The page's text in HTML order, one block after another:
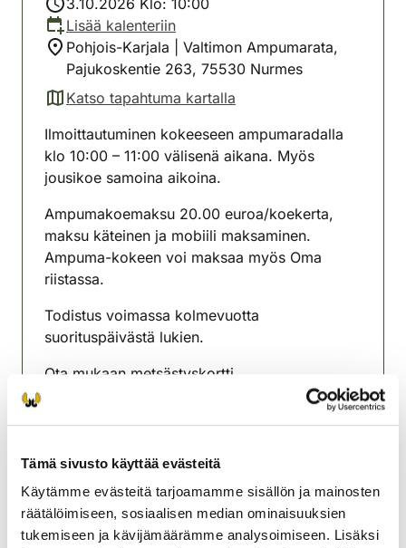
Tämä sivusto käyttää evästeitä
Käytämme evästeitä tarjoamamme sisällön ja mainosten
räätälöimiseen, sosiaalisen median ominaisuuksien
tukemiseen ja kävijämäärämme analysoimiseen. Lisäksi
Lisää kalenteriin
Pohjois-Karjala | Valtimon Ampumarata,
Pajukoskentie 263, 75530 Nurmes
Katso tapahtuma kartalla
(avautuu uuteen välilehteen)
Ilmoittautuminen kokeeseen ampumaradalla
klo 10:00 – 11:00 välisenä aikana. Myös
jousikoe samoina aikoina.
Ampumakoemaksu 20.00 euroa/koekerta,
maksu käteinen ja mobiili maksaminen.
Ampuma-kokeen voi maksaa myös Oma
riistassa.
Todistus voimassa kolmevuotta
suorituspäivästä lukien.
Ota mukaan metsästyskortti,
Lisätiedot:yla-karjala@rhy.riista.fi
https://riista.fi/metsastys/palvelut-
metsastajalle/ampumakoe/
https://riista.fi/metsastys/tapahtumahaku/